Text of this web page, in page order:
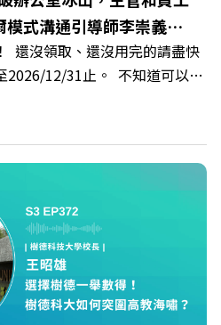
式溝通引導師李崇義、
還沒領取、還沒用完的請盡快
2026/12/31止。 不知道可以在
【合作店家】專區，全台五千
來找適用地點！ ➡️
—— 以上為 FMTaiwan 與
常在職場中感到焦慮、害怕
不友善的對待或霸凌嗎？當工作
的緊繃感成為日常，我們不能只
需要學會看透人際互動底層的
ON AIR》邀請到薩提爾模式溝
透視職場冰山》作者李崇義與謝
理論」拆解職場上的對立與衝